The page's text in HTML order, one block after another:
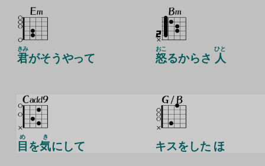
君
きみ
がそうやって 怒
おこ
るからさ 人
ひと
目
め
を気
き
にして キスをした ほ